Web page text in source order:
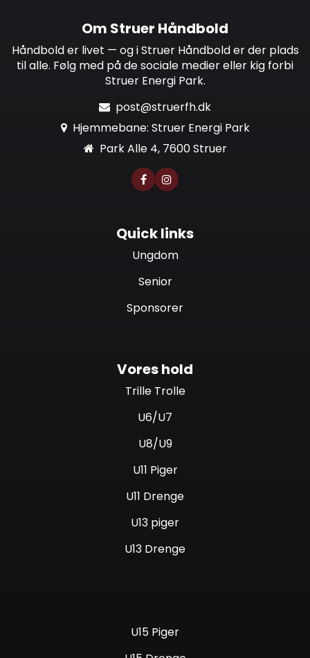
Om Struer Håndbold
Håndbold er livet — og i Struer Håndbold er der plads
til alle. Følg med på de sociale medier eller kig forbi
Struer Energi Park.
post@struerfh.dk
Hjemmebane: Struer Energi Park
Park Alle 4, 7600 Struer
Quick links
Ungdom
Senior
Sponsorer
Vores hold
Trille Trolle
U6/U7
U8/U9
U11 Piger
U11 Drenge
U13 piger
U13 Drenge
U15 Piger